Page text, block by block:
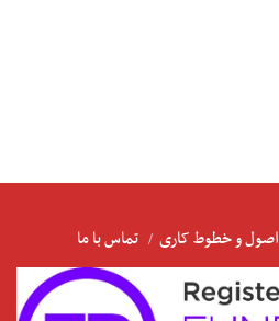
اصول و خطوط کاری تماس با ما